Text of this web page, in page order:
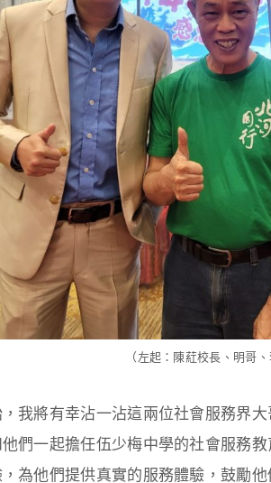
（左起：陳葒校長、明哥、
我將有幸沾一沾這兩位社會服務界
們一起擔任伍少梅中學的社會服務
為他們提供真實的服務體驗，鼓勵